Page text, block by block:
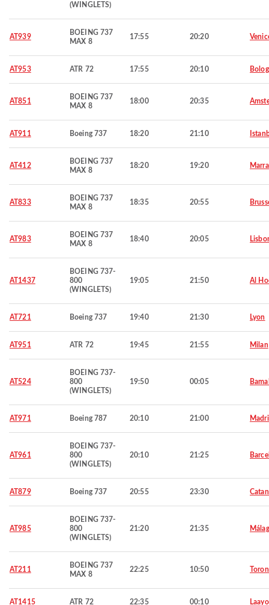
(WINGLETS)
AT939
BOEING 737
MAX 8
17:55 20:20
AT953 ATR 72 17:55 20:10
AT851
BOEING 737
MAX 8
18:00 20:35
AT911 Boeing 737 18:20 21:10
AT412
BOEING 737
MAX 8
18:20 19:20
AT833
BOEING 737
MAX 8
18:35 20:55
AT983
BOEING 737
MAX 8
18:40 20:05
AT1437
BOEING 737-
800
(WINGLETS)
19:05 21:50 Al
AT721 Boeing 737 19:40 21:30 Lyon
AT951 ATR 72 19:45 21:55 Milan
AT524
BOEING 737-
800
(WINGLETS)
19:50 00:05
AT971 Boeing 787 20:10 21:00
AT961
BOEING 737-
800
(WINGLETS)
20:10 21:25
AT879 Boeing 737 20:55 23:30
AT985
BOEING 737-
800
(WINGLETS)
21:20 21:35
AT211
BOEING 737
MAX 8
22:25 10:50
AT1415 ATR 72 22:35 00:10